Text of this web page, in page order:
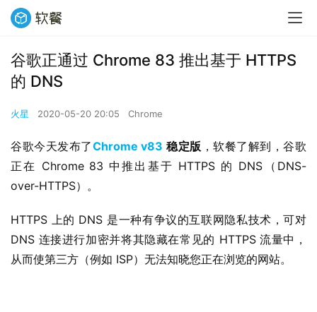
谷歌正通过 Chrome 83 推出基于 HTTPS
的 DNS
火星 2020-05-20 20:05 Chrome
谷歌今天发布了Chrome v83 稳定版 ，软餐了解到，谷歌
正在 Chrome 83 中推出基于 HTTPS 的 DNS（DNS-
over-HTTPS）。
HTTPS 上的 DNS 是一种有争议的互联网隐私技术，可对
DNS 连接进行加密并将其隐藏在常见的 HTTPS 流量中，
从而使第三方（例如 ISP）无法知晓您正在浏览的网站。